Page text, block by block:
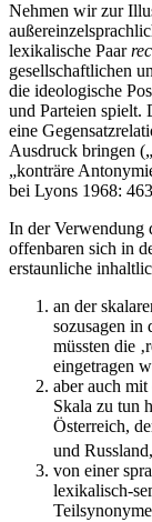
Nehmen wir zur
lexikalische Paar
gesellschaftlichen
die ideologische
und Parteien spielt.
eine
Ausdruck bringen
„konträre
bei Lyons 1968:
In der Verwendung
offenbaren sich in
erstaunliche
an der
sozusagen in
müssten die
eingetragen
aber auch
Skala zu tun
Österreich,
und
von einer
lexikalisch-